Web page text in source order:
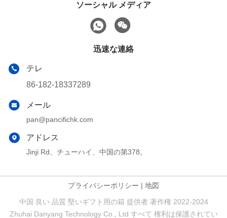
ソーシャル メディア
迅速な連絡
テレ
86-182-18337289
メール
pan@pancifichk.com
アドレス
Jinji Rd、チューハイ、中国の第378。
プライバシーポリシー | 地図
中国 良い 品質 堅いギフト用の箱 提供者 著作権 2022-2024
Zhuhai Danyang Technology Co., Ltd すべて 権利は保護されてい